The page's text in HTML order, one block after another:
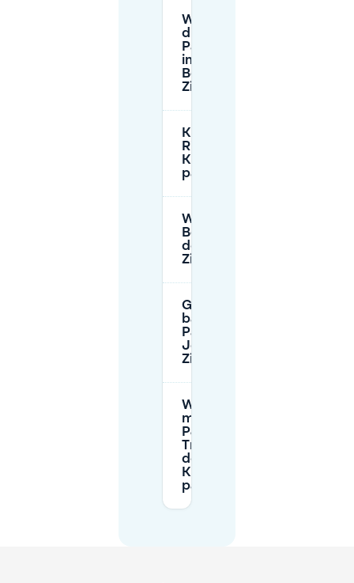
Wie hoch sind
die
Parkgebühren
im Jeroen
Bosch
Ziekenhuis?
Kann ich im Kiss &
Ride-Bereich am
Krankenhauseingang
parken?
Wie kann ich in den
Besucherparkhäusern
des Jeroen Bosch
Ziekenhuis bezahlen?
Gibt es
barrierefreies
Parken im
Jeroen Bosch
Ziekenhuis?
Wie lange kann
man auf einem
P&R-
Transferium in
der Nähe des
Krankenhauses
parken?